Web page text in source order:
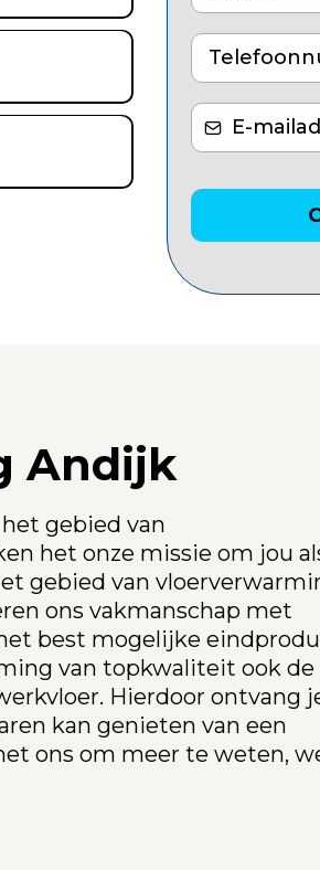
Andijk
gebied van
het onze missie om jou
gebied van
ons vakmanschap met
best mogelijke
van topkwaliteit ook de
Hierdoor ontvang
kan genieten van een
ons om meer te weten,